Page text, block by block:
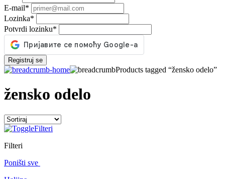
E-mail*
Lozinka*
Potvrdi lozinku*
Registruj se
Products tagged “žensko odelo”
žensko odelo
Filteri
Filteri
Poništi sve